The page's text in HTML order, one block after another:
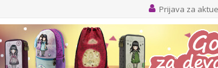
Prijava za